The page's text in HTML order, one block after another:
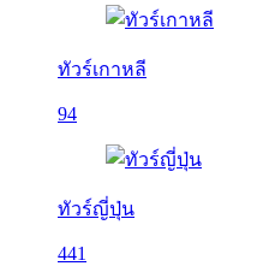
ทัวร์เกาหลี
94
ทัวร์ญี่ปุ่น
441